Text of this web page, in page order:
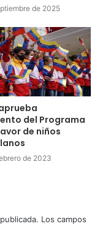
de 2025
del Programa
de niños
de 2023
Los campos